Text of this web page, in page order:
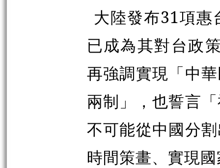
大陸發布31項惠
已成為其對台政
再強調實現「中
兩制」，也誓言
不可能從中國分
時間策畫、實現